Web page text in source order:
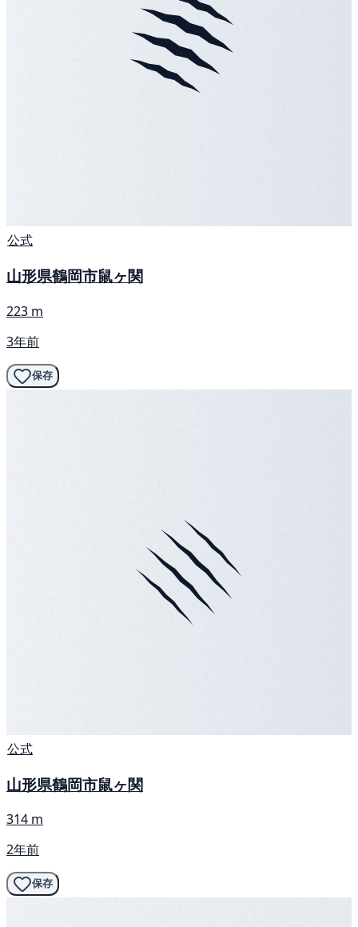
公式
山形県鶴岡市鼠ヶ関
223 m
3年前
保存
公式
山形県鶴岡市鼠ヶ関
314 m
2年前
保存